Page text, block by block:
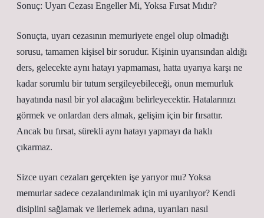
Sonuç: Uyarı Cezası Engeller Mi, Yoksa Fırsat Mıdır?
Sonuçta, uyarı cezasının memuriyete engel olup olmadığı
sorusu, tamamen kişisel bir sorudur. Kişinin uyarısından aldığı
ders, gelecekte aynı hatayı yapmaması, hatta uyarıya karşı ne
kadar sorumlu bir tutum sergileyebileceği, onun memurluk
hayatında nasıl bir yol alacağını belirleyecektir. Hatalarınızı
görmek ve onlardan ders almak, gelişim için bir fırsattır.
Ancak bu fırsat, sürekli aynı hatayı yapmayı da haklı
çıkarmaz.
Sizce uyarı cezaları gerçekten işe yarıyor mu? Yoksa
memurlar sadece cezalandırılmak için mi uyarılıyor? Kendi
disiplini sağlamak ve ilerlemek adına, uyarıları nasıl